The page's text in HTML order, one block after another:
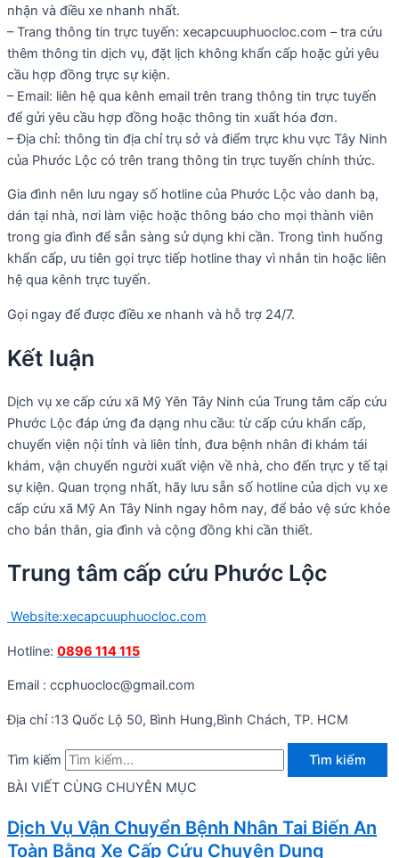
nhận và điều xe nhanh nhất.
– Trang thông tin trực tuyến: xecapcuuphuocloc.com – tra cứu
thêm thông tin dịch vụ, đặt lịch không khẩn cấp hoặc gửi yêu
cầu hợp đồng trực sự kiện.
– Email: liên hệ qua kênh email trên trang thông tin trực tuyến
để gửi yêu cầu hợp đồng hoặc thông tin xuất hóa đơn.
– Địa chỉ: thông tin địa chỉ trụ sở và điểm trực khu vực Tây Ninh
của Phước Lộc có trên trang thông tin trực tuyến chính thức.
Gia đình nên lưu ngay số hotline của Phước Lộc vào danh bạ,
dán tại nhà, nơi làm việc hoặc thông báo cho mọi thành viên
trong gia đình để sẵn sàng sử dụng khi cần. Trong tình huống
khẩn cấp, ưu tiên gọi trực tiếp hotline thay vì nhắn tin hoặc liên
hệ qua kênh trực tuyến.
Gọi ngay để được điều xe nhanh và hỗ trợ 24/7.
Kết luận
Dịch vụ xe cấp cứu xã Mỹ Yên Tây Ninh của Trung tâm cấp cứu
Phước Lộc đáp ứng đa dạng nhu cầu: từ cấp cứu khẩn cấp,
chuyển viện nội tỉnh và liên tỉnh, đưa bệnh nhân đi khám tái
khám, vận chuyển người xuất viện về nhà, cho đến trực y tế tại
sự kiện. Quan trọng nhất, hãy lưu sẵn số hotline của dịch vụ xe
cấp cứu xã Mỹ An Tây Ninh ngay hôm nay, để bảo vệ sức khỏe
cho bản thân, gia đình và cộng đồng khi cần thiết.
Trung tâm cấp cứu Phước Lộc
Website:xecapcuuphuocloc.com
Hotline: 0896 114 115
Email : ccphuocloc@gmail.com
Địa chỉ :13 Quốc Lộ 50, Bình Hung,Bình Chách, TP. HCM
Tìm kiếm
Tìm kiếm
BÀI VIẾT CÙNG CHUYÊN MỤC
Dịch Vụ Vận Chuyển Bệnh Nhân Tai Biến An
Toàn Bằng Xe Cấp Cứu Chuyên Dụng